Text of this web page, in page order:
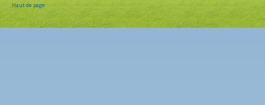
Haut de page